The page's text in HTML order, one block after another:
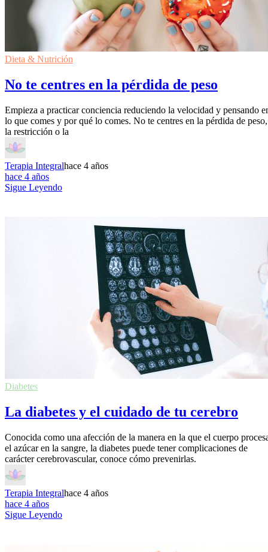
Dieta & Nutrición
No te centres en la pérdida de peso
Empieza a practicar conciencia reduciendo la velocidad y pensando
lo que comes y por qué lo comes. No te centres en la pérdida de peso,
la restricción o la
Terapia Integralhace 4 años
hace 4 años
Sigue Leyendo
Diabetes
La diabetes y el cuidado de tu cerebro
Conocida como una afección de la manera en la que el cuerpo
el azúcar en la sangre, la diabetes puede tener complicaciones de
carácter cerebrovascular, conoce cómo prevenirlas.
Terapia Integralhace 4 años
hace 4 años
Sigue Leyendo